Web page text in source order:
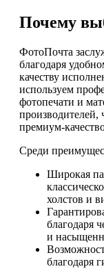
Почему
ФотоПочта
благодаря
качеству
используем
фотопечати и
производителей,
премиум-
Среди
Широкая
холстов и
благодаря
и
благодаря